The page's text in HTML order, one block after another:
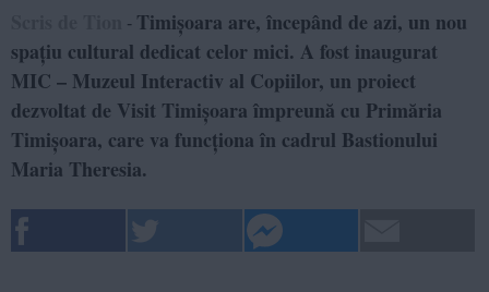
- Timișoara are, începând de azi, un nou
spațiu cultural dedicat celor mici. A fost inaugurat
MIC – Muzeul Interactiv al Copiilor, un proiect
dezvoltat de Visit Timișoara împreună cu Primăria
Timișoara, care va funcționa în cadrul Bastionului
Maria Theresia.